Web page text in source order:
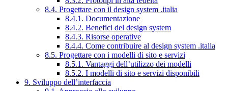
8.4. Progettare con il design system .italia
8.4.1. Documentazione
8.4.2. Benefici del design system
8.4.3. Risorse operative
8.4.4. Come contribuire al design system .italia
8.5. Progettare con i modelli di sito e servizi
8.5.1. Vantaggi dell’utilizzo dei modelli
8.5.2. I modelli di sito e servizi disponibili
9. Sviluppo dell’interfaccia